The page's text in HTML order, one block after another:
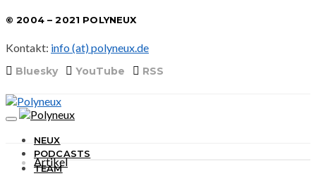
© 2004 – 2021 POLYNEUX
Kontakt: info (at) polyneux.de
Bluesky YouTube RSS
NEUX
PODCASTS
TEAM
Artikel